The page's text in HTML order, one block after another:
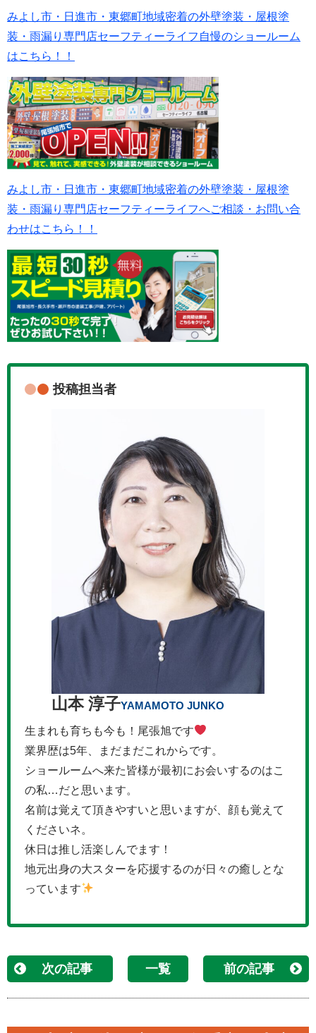
みよし市・日進市・東郷町地域密着の外壁塗装・屋根塗
装・雨漏り専門店セーフティーライフ自慢のショールーム
はこちら！！
みよし市・日進市・東郷町地域密着の外壁塗装・屋根塗
装・雨漏り専門店セーフティーライフへご相談・お問い合
わせはこちら！！
投稿担当者
山本 淳子YAMAMOTO JUNKO
生まれも育ちも今も！尾張旭です
業界歴は5年、まだまだこれからです。
ショールームへ来た皆様が最初にお会いするのはこ
の私…だと思います。
名前は覚えて頂きやすいと思いますが、顔も覚えて
くださいネ。
休日は推し活楽しんでます！
地元出身の大スターを応援するのが日々の癒しとな
っています
次の記事 一覧 前の記事